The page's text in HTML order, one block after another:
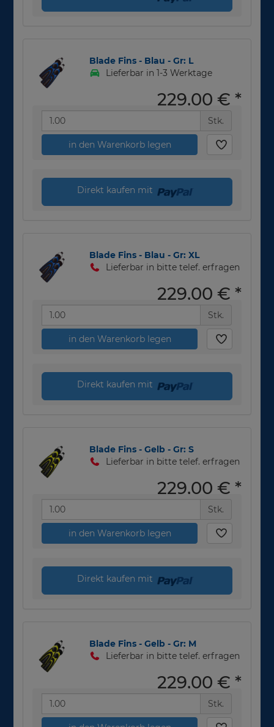
Blade Fins - Blau - Gr: L
Lieferbar in 1-3 Werktage
229,00 € *
Stk.
in den Warenkorb legen
Direkt kaufen mit
Blade Fins - Blau - Gr: XL
Lieferbar in bitte telef. erfragen
229,00 € *
Stk.
in den Warenkorb legen
Direkt kaufen mit
Blade Fins - Gelb - Gr: S
Lieferbar in bitte telef. erfragen
229,00 € *
Stk.
in den Warenkorb legen
Direkt kaufen mit
Blade Fins - Gelb - Gr: M
Lieferbar in bitte telef. erfragen
229,00 € *
Stk.